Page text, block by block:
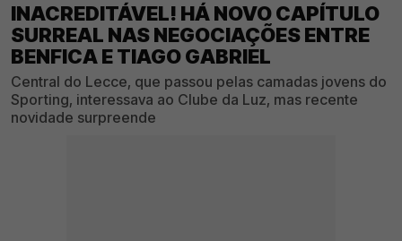
INACREDITÁVEL! HÁ NOVO CAPÍTULO
SURREAL NAS NEGOCIAÇÕES ENTRE
BENFICA E TIAGO GABRIEL
Central do Lecce, que passou pelas camadas jovens do
Sporting, interessava ao Clube da Luz, mas recente
novidade surpreende